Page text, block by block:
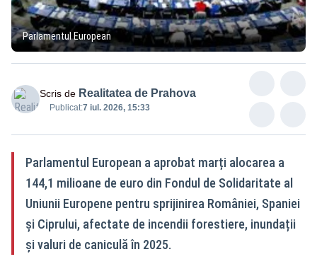
Parlamentul European
Scris de Realitatea de Prahova
Publicat:7 iul. 2026, 15:33
Parlamentul European a aprobat marți alocarea a
144,1 milioane de euro din Fondul de Solidaritate al
Uniunii Europene pentru sprijinirea României, Spaniei
și Ciprului, afectate de incendii forestiere, inundații
și valuri de caniculă în 2025.